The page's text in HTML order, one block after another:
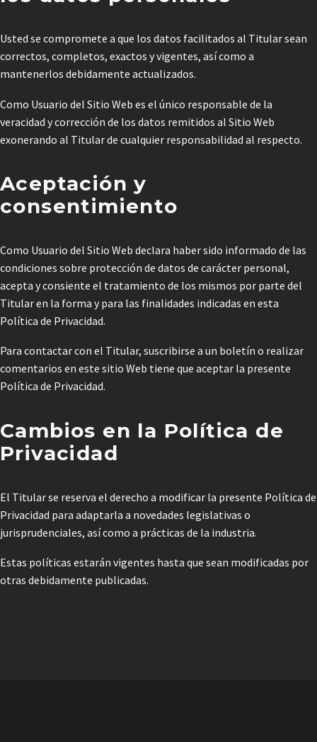
Usted se compromete a que los datos facilitados al Titular sean
correctos, completos, exactos y vigentes, así como a
mantenerlos debidamente actualizados.
Como Usuario del Sitio Web es el único responsable de la
veracidad y corrección de los datos remitidos al Sitio Web
exonerando al Titular de cualquier responsabilidad al respecto.
Aceptación y
consentimiento
Como Usuario del Sitio Web declara haber sido informado de las
condiciones sobre protección de datos de carácter personal,
acepta y consiente el tratamiento de los mismos por parte del
Titular en la forma y para las finalidades indicadas en esta
Política de Privacidad.
Para contactar con el Titular, suscribirse a un boletín o realizar
comentarios en este sitio Web tiene que aceptar la presente
Política de Privacidad.
Cambios en la Política de
Privacidad
El Titular se reserva el derecho a modificar la presente Política de
Privacidad para adaptarla a novedades legislativas o
jurisprudenciales, así como a prácticas de la industria.
Estas políticas estarán vigentes hasta que sean modificadas por
otras debidamente publicadas.